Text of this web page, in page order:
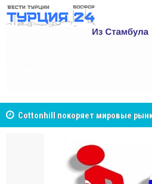
Cottonhill покоряет мировые